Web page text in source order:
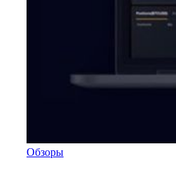
Обзоры